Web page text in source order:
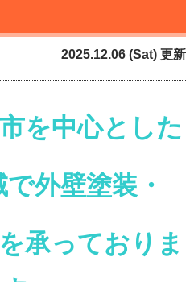
2025.12.06 (Sat) 更新
を中心とした
外壁塗装・
承っておりま